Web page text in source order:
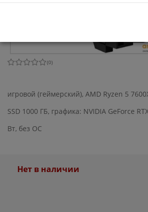
(0)
игровой (геймерский), AMD Ryzen 5
SSD 1000 ГБ, графика: NVIDIA GeForce
Вт, без ОС
Нет в наличии